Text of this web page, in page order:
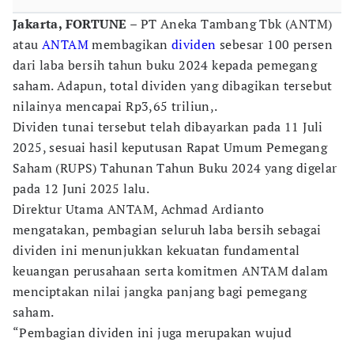
Jakarta, FORTUNE – PT Aneka Tambang Tbk (ANTM)
atau ANTAMmembagikan dividen sebesar 100 persen
dari laba bersih tahun buku 2024 kepada pemegang
saham. Adapun, total dividen yang dibagikan tersebut
nilainya mencapai Rp3,65 triliun,.
Dividen tunai tersebut telah dibayarkan pada 11 Juli
2025, sesuai hasil keputusan Rapat Umum Pemegang
Saham (RUPS) Tahunan Tahun Buku 2024 yang digelar
pada 12 Juni 2025 lalu.
Direktur Utama ANTAM, Achmad Ardianto
mengatakan, pembagian seluruh laba bersih sebagai
dividen ini menunjukkan kekuatan fundamental
keuangan perusahaan serta komitmen ANTAM dalam
menciptakan nilai jangka panjang bagi pemegang
saham.
“Pembagian dividen ini juga merupakan wujud